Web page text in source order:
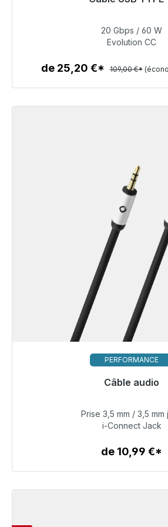
Prêt à être expédié, délai de
50,40 €
Détails
20 Gbps / 60 W
Evolution CC
de 25,20 €* 109,00 €*
PERFORMANCE
Câble audio
Bientôt à nouveau
34,99 €
Détails
Prise 3,5 mm / 3,5 mm
i-Connect Jack
de 10,99 €*